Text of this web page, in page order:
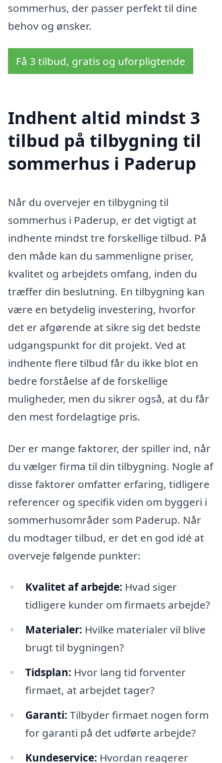
sommerhus, der passer perfekt til dine
behov og ønsker.
Få 3 tilbud, gratis og uforpligtende
Indhent altid mindst 3
tilbud på tilbygning til
sommerhus i Paderup
Når du overvejer en tilbygning til
sommerhus i Paderup, er det vigtigt at
indhente mindst tre forskellige tilbud. På
den måde kan du sammenligne priser,
kvalitet og arbejdets omfang, inden du
træffer din beslutning. En tilbygning kan
være en betydelig investering, hvorfor
det er afgørende at sikre sig det bedste
udgangspunkt for dit projekt. Ved at
indhente flere tilbud får du ikke blot en
bedre forståelse af de forskellige
muligheder, men du sikrer også, at du får
den mest fordelagtige pris.
Der er mange faktorer, der spiller ind, når
du vælger firma til din tilbygning. Nogle af
disse faktorer omfatter erfaring, tidligere
referencer og specifik viden om byggeri i
sommerhusområder som Paderup. Når
du modtager tilbud, er det en god idé at
overveje følgende punkter:
Kvalitet af arbejde: Hvad siger
tidligere kunder om firmaets arbejde?
Materialer: Hvilke materialer vil blive
brugt til bygningen?
Tidsplan: Hvor lang tid forventer
firmaet, at arbejdet tager?
Garanti: Tilbyder firmaet nogen form
for garanti på det udførte arbejde?
Kundeservice: Hvordan reagerer